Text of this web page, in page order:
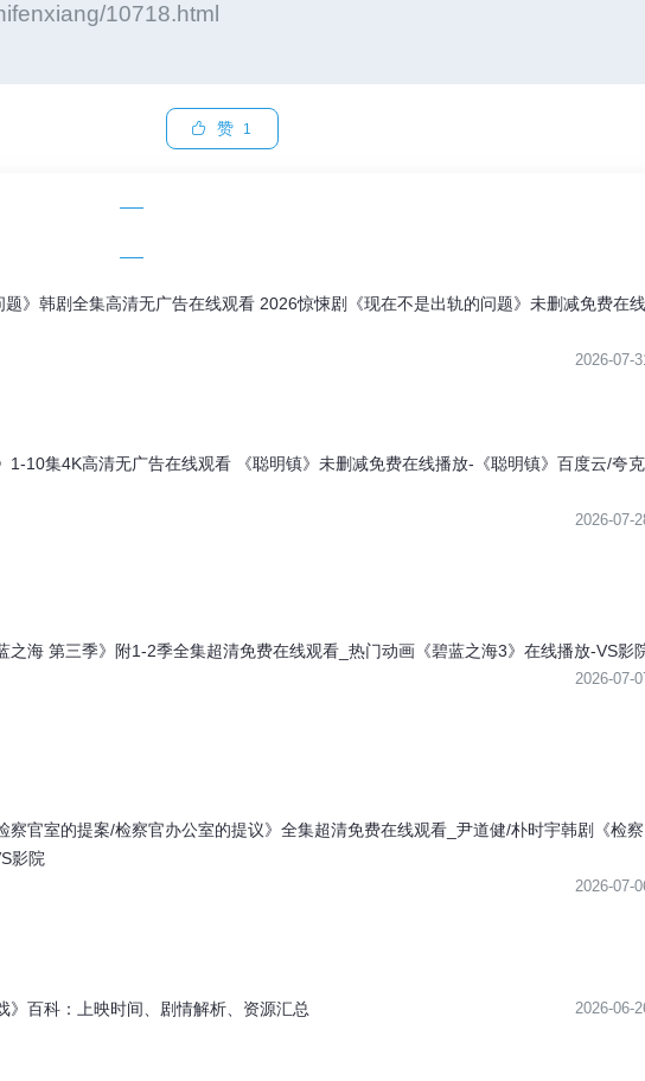
10718.html
赞 1
题》韩剧全集高清无广告在线观看 2026惊悚剧《现在不是出轨的问题》未删减免费在线
2026-07-
1-10集4K高清无广告在线观看 《聪明镇》未删减免费在线播放-《聪明镇》百度云/夸克
2026-07-
之海 第三季》附1-2季全集超清免费在线观看_热门动画《碧蓝之海3》在线播放-VS影
2026-07-
察官室的提案/检察官办公室的提议》全集超清免费在线观看_尹道健/朴时宇韩剧《检察
影院
2026-07-
》百科：上映时间、剧情解析、资源汇总 2026-06-